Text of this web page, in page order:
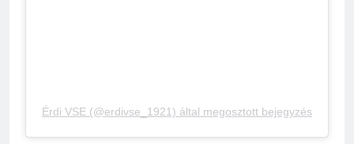
Érdi VSE (@erdivse_1921) által megosztott bejegyzés